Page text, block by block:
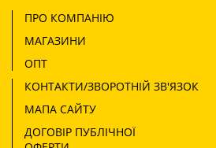
ПРО КОМПАНІЮ
МАГАЗИНИ
ОПТ
КОНТАКТИ/ЗВОРОТНІЙ ЗВ'ЯЗОК
МАПА САЙТУ
ДОГОВІР ПУБЛІЧНОЇ